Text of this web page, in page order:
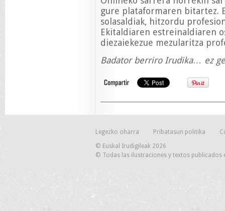
gure plataformaren bitartez.
solasaldiak, hitzordu
Ekitaldiaren estreinaldiaren
diezaiekezue mezularitza
Badator berriro Irudika… ez
Legezko oharra Pribatasun politika
© Euskal Irudigileak 2026
© Todas las ilustraciones y textos publicados